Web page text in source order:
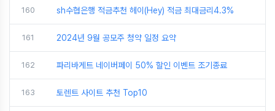
160 sh수협은행 적금추천 헤이(Hey) 적금 최대금리4.3%
161 2024년 9월 공모주 청약 일정 요약
162 파리바게트 네이버페이 50% 할인 이벤트 조기종료
163 토렌트 사이트 추천 Top10